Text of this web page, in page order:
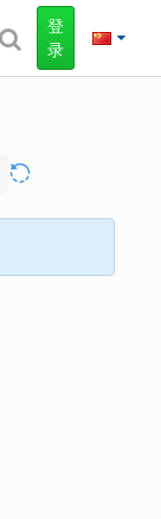
登
录